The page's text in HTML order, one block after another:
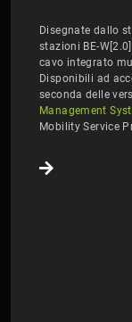
Disegnate dallo
stazioni BE-
cavo integrato
​​​​​​​Disponibili ad
seconda delle
Management
Mobility Service